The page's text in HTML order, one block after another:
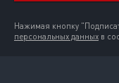
Нажимая кнопку
персональных данных в